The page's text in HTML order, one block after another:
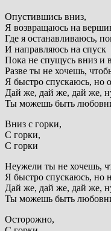
Опустившись вниз,
Я возвращаюсь на
Где я останавливаюсь,
И направляюсь на спуск
Пока не спущусь вниз и
Разве ты не хочешь,
Я быстро спускаюсь, но
Дай же, дай же, дай же,
Ты можешь быть
Вниз с горки,
С горки,
С горки
Неужели ты не хочешь,
Я быстро спускаюсь, но
Дай же, дай же, дай же,
Ты можешь быть
Осторожно,